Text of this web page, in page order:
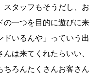
タッフもそうだし、お
の一つを目的に遊びに来
いるんや」っていう出
は来てくれたらいい、
ろんたくさんお客さん